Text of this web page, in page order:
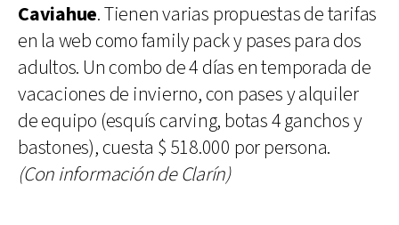
Caviahue. Tienen varias propuestas de tarifas
en la web como family pack y pases para dos
adultos. Un combo de 4 días en temporada de
vacaciones de invierno, con pases y alquiler
de equipo (esquís carving, botas 4 ganchos y
bastones), cuesta $ 518.000 por persona.
(Con información de Clarín)